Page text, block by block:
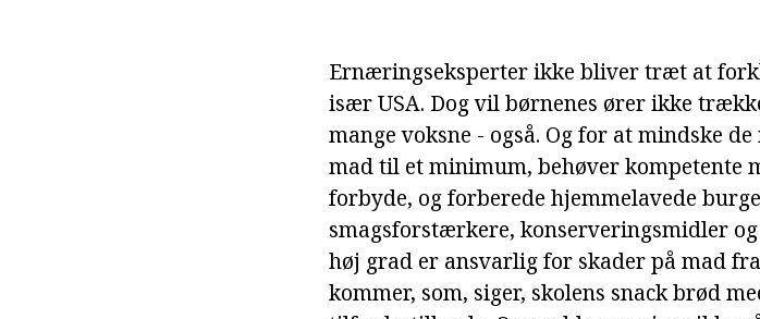
Ernæringseksperter ikke bliver træt at
især USA. Dog vil børnenes ører ikke
mange voksne - også. Og for at mindske
mad til et minimum, behøver kompetente
forbyde, og forberede hjemmelavede
smagsforstærkere, konserveringsmidler
høj grad er ansvarlig for skader på mad
kommer, som, siger, skolens snack brød